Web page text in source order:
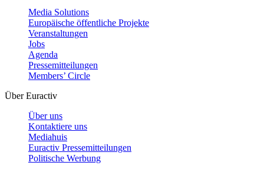
Media Solutions
Europäische öffentliche Projekte
Veranstaltungen
Jobs
Agenda
Pressemitteilungen
Members’ Circle
Über Euractiv
Über uns
Kontaktiere uns
Mediahuis
Euractiv Pressemitteilungen
Politische Werbung